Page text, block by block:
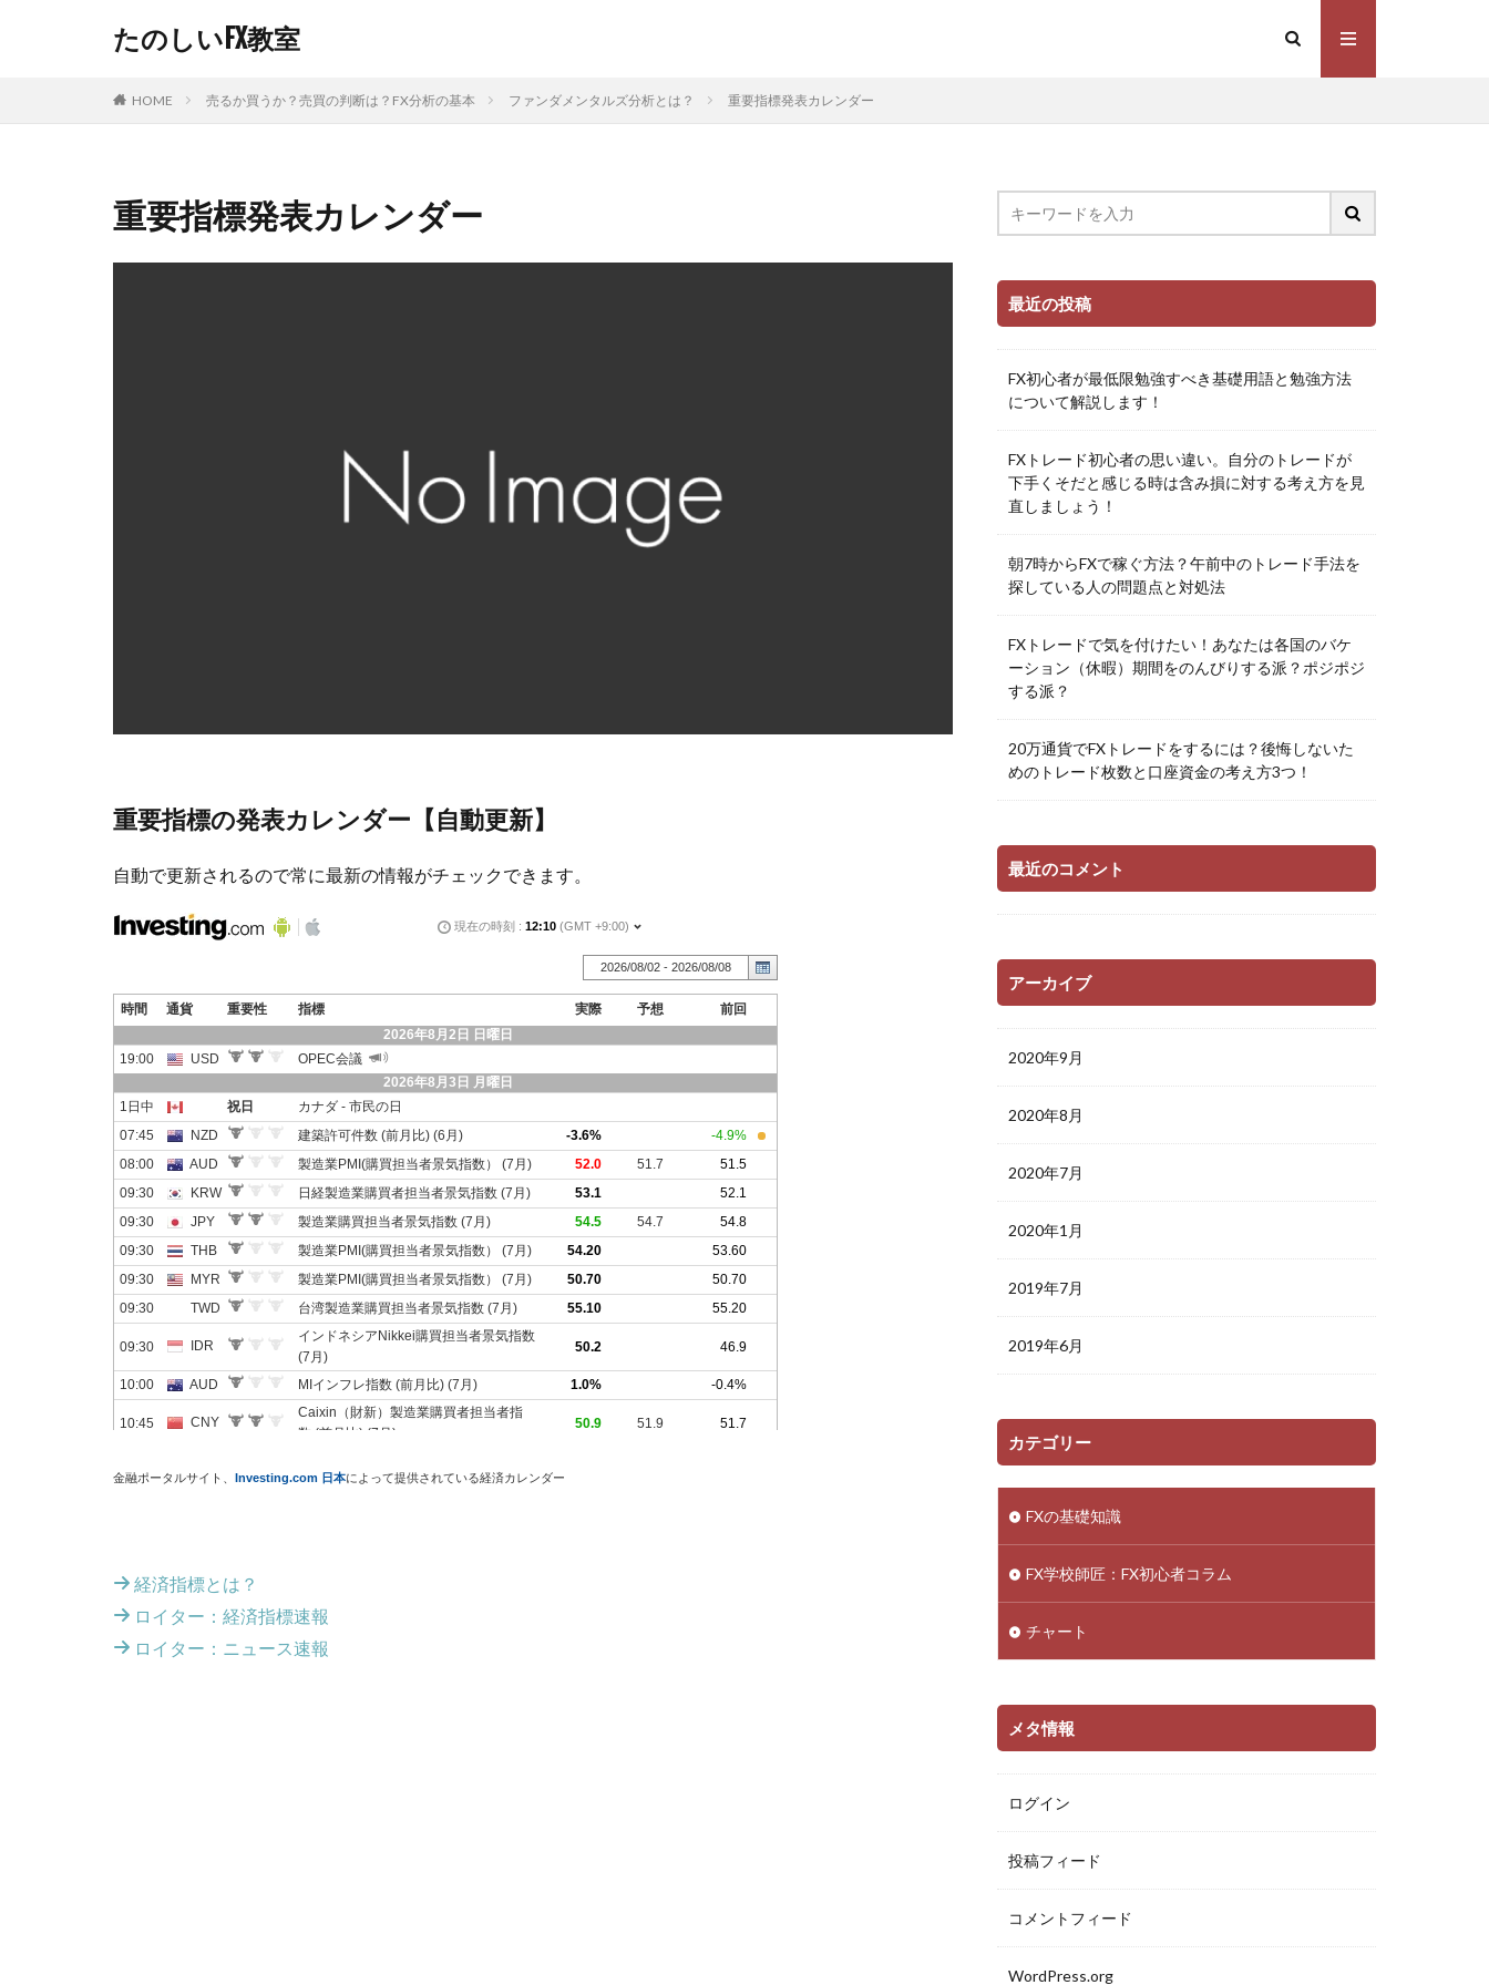
たのしいFX教室
HOME 売るか買うか？売買の判断は？FX分析の基本 ファンダメンタルズ分析とは？ 重要指標発表カレンダー
重要指標発表カレンダー
重要指標の発表カレンダー【自動更新】
自動で更新されるので常に最新の情報がチェックできます。
金融ポータルサイト、 Investing.com 日本によって提供されている経済カレンダー
経済指標とは？
ロイター：経済指標速報
ロイター：ニュース速報
最近の投稿
FX初心者が最低限勉強すべき基礎用語と勉強方法
について解説します！
FXトレード初心者の思い違い。自分のトレードが
下手くそだと感じる時は含み損に対する考え方を見
直しましょう！
朝7時からFXで稼ぐ方法？午前中のトレード手法を
探している人の問題点と対処法
FXトレードで気を付けたい！あなたは各国のバケ
ーション（休暇）期間をのんびりする派？ポジポジ
する派？
20万通貨でFXトレードをするには？後悔しないた
めのトレード枚数と口座資金の考え方3つ！
最近のコメント
アーカイブ
2020年9月
2020年8月
2020年7月
2020年1月
2019年7月
2019年6月
カテゴリー
FXの基礎知識
FX学校師匠：FX初心者コラム
チャート
メタ情報
ログイン
投稿フィード
コメントフィード
WordPress.org